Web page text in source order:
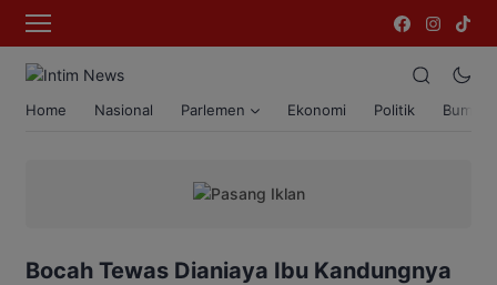
Home Nasional Parlemen Ekonomi Politik Bumi
Bocah Tewas Dianiaya Ibu Kandungnya